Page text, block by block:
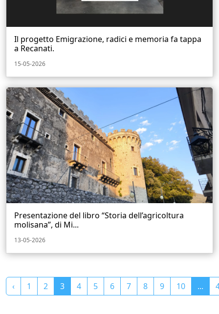
Il progetto Emigrazione, radici e memoria fa tappa
a Recanati.
15-05-2026
Presentazione del libro “Storia dell’agricoltura
molisana”, di Mi...
13-05-2026
‹ 1 2 3 4 5 6 7 8 9 10 ...